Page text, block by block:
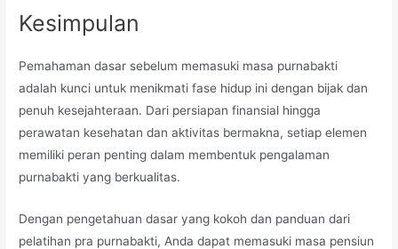
Kesimpulan
Pemahaman dasar sebelum memasuki masa purnabakti
adalah kunci untuk menikmati fase hidup ini dengan bijak dan
penuh kesejahteraan. Dari persiapan finansial hingga
perawatan kesehatan dan aktivitas bermakna, setiap elemen
memiliki peran penting dalam membentuk pengalaman
purnabakti yang berkualitas.
Dengan pengetahuan dasar yang kokoh dan panduan dari
pelatihan pra purnabakti, Anda dapat memasuki masa pensiun